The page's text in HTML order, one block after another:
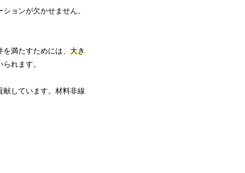
ョンが欠かせません。
満たすためには、 大き
れます。
献しています。材料非線